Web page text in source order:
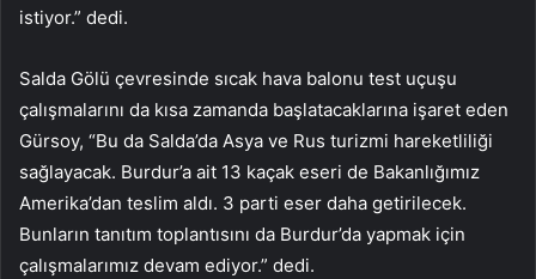
istiyor.” dedi.
Salda Gölü çevresinde sıcak hava balonu test uçuşu
çalışmalarını da kısa zamanda başlatacaklarına işaret eden
Gürsoy, “Bu da Salda’da Asya ve Rus turizmi hareketliliği
sağlayacak. Burdur’a ait 13 kaçak eseri de Bakanlığımız
Amerika’dan teslim aldı. 3 parti eser daha getirilecek.
Bunların tanıtım toplantısını da Burdur’da yapmak için
çalışmalarımız devam ediyor.” dedi.